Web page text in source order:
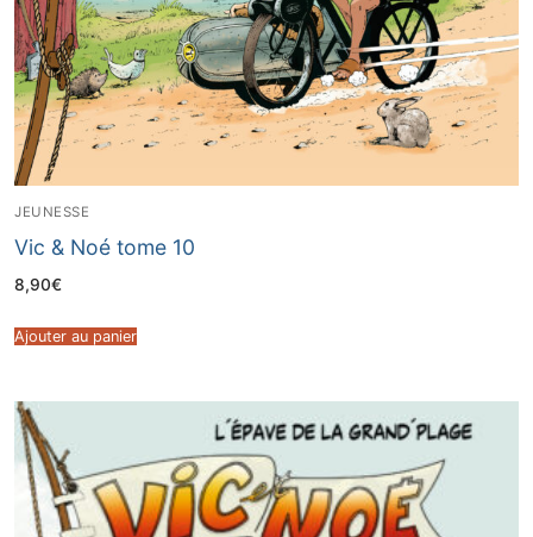
JEUNESSE
Vic & Noé tome 10
8,90€
Ajouter au panier